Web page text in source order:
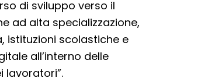
di sviluppo verso il
ad alta specializzazione,
istituzioni scolastiche e
all’interno delle
lavoratori”.